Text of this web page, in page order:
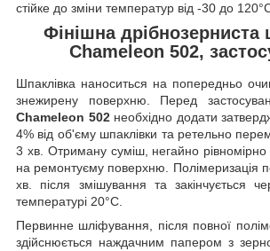
стійке до зміни температур від -30 до
Фінішна дрібнозерниста
Chameleon 502,
Шпаклівка наноситься на попередньо
знежирену поверхню. Перед
Chameleon 502необхідно додати
4% від об'єму шпаклівки та ретельно
3 хв. Отриману суміш, негайно
на ремонтуєму поверхню. Полімеризація
хв. після змішування та закінчується
температурі 20°C.
Первинне шліфування, після повної
здійснюється наждачним папером з